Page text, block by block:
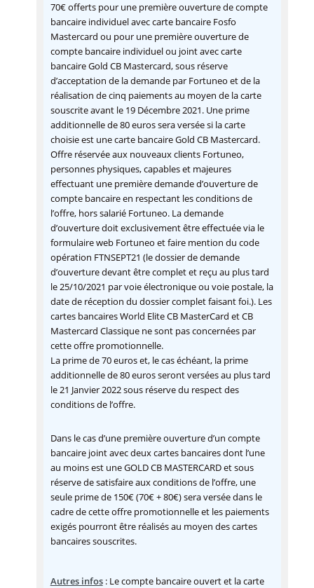
70€ offerts pour une première ouverture de compte
bancaire individuel avec carte bancaire Fosfo
Mastercard ou pour une première ouverture de
compte bancaire individuel ou joint avec carte
bancaire Gold CB Mastercard, sous réserve
d’acceptation de la demande par Fortuneo et de la
réalisation de cinq paiements au moyen de la carte
souscrite avant le 19 Décembre 2021. Une prime
additionnelle de 80 euros sera versée si la carte
choisie est une carte bancaire Gold CB Mastercard.
Offre réservée aux nouveaux clients Fortuneo,
personnes physiques, capables et majeures
effectuant une première demande d’ouverture de
compte bancaire en respectant les conditions de
l’offre, hors salarié Fortuneo. La demande
d’ouverture doit exclusivement être effectuée via le
formulaire web Fortuneo et faire mention du code
opération FTNSEPT21 (le dossier de demande
d’ouverture devant être complet et reçu au plus tard
le 25/10/2021 par voie électronique ou voie postale, la
date de réception du dossier complet faisant foi.). Les
cartes bancaires World Elite CB MasterCard et CB
Mastercard Classique ne sont pas concernées par
cette offre promotionnelle.
La prime de 70 euros et, le cas échéant, la prime
additionnelle de 80 euros seront versées au plus tard
le 21 Janvier 2022 sous réserve du respect des
conditions de l’offre.
Dans le cas d’une première ouverture d’un compte
bancaire joint avec deux cartes bancaires dont l’une
au moins est une GOLD CB MASTERCARD et sous
réserve de satisfaire aux conditions de l’offre, une
seule prime de 150€ (70€ + 80€) sera versée dans le
cadre de cette offre promotionnelle et les paiements
exigés pourront être réalisés au moyen des cartes
bancaires souscrites.
Autres infos: Le compte bancaire ouvert et la carte